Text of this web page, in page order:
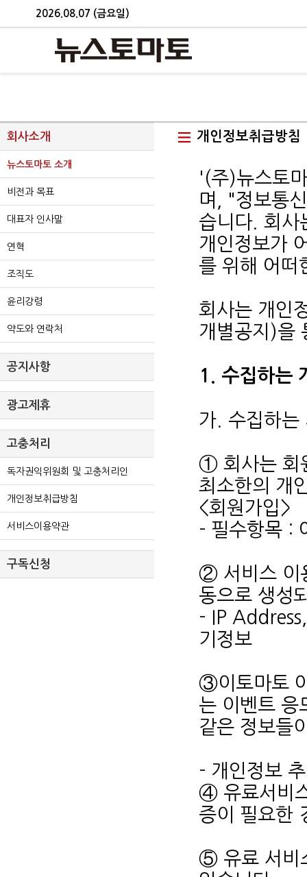
2026.08.07 (금요일)
회사소개
뉴스토마토 소개
비전과 목표
대표자 인사말
연혁
조직도
윤리강령
약도와 연락처
공지사항
광고제휴
고충처리
독자권익위원회 및 고충처리인
개인정보취급방침
서비스이용약관
구독신청
개인정보취급방침
'(주)뉴스토
며, "정보통
습니다. 회사
개인정보가
를 위해 어떠
회사는 개인
개별공지)을
1. 수집하는
가. 수집하는
① 회사는 회
최소한의 개
<회원가입>
- 필수항목 :
② 서비스 이
동으로 생성
- IP
기정보
③이토마토
는 이벤트 응
같은 정보들
- 개인정보
④ 유료서비
증이 필요한
⑤ 유료 서비